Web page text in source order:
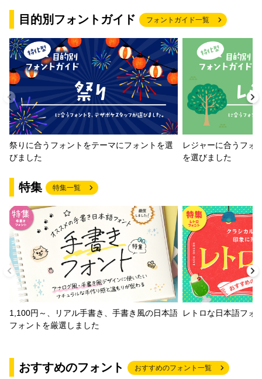
目的別フォントガイド フォントガイド一覧
祭りに合うフォントをテーマにフォントを選
びました
レジャーに合うフォ
を選びました
特集 特集一覧
1,100円～、リアル手書き、手書き風の日本語
フォントを厳選しました
レトロな日本語フォ
おすすめのフォント おすすめのフォント一覧